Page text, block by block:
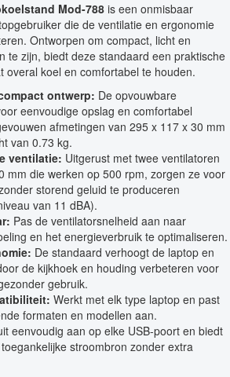
Mod-788 is een onmisbaar
die de ventilatie en ergonomie
Ontworpen om compact, licht en
te zijn, biedt deze standaard een praktische
overal koel en comfortabel te houden.
ontwerp: De opvouwbare
eenvoudige opslag en comfortabel
afmetingen van 295 x 117 x 30 mm
van 0.73 kg.
ventilatie: Uitgerust met twee ventilatoren
mm die werken op 500 rpm, zorgen ze voor
storend geluid te produceren
van 11 dBA).
Pas de ventilatorsnelheid aan naar
en het energieverbruik te optimaliseren.
De standaard verhoogt de laptop en
de kijkhoek en houding verbeteren voor
gebruik.
Werkt met elk type laptop en past
formaten en modellen aan.
eenvoudig aan op elke USB-poort en biedt
stroombron zonder extra